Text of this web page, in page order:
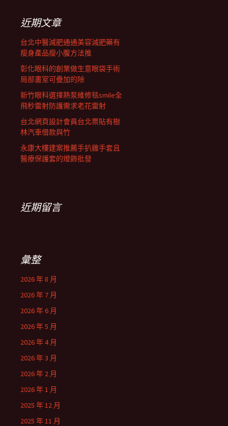
列近期文章
台北中醫減肥通通美容減肥藥有
瘦身產品瘦小腹方法推
彰化眼科的創業做生意眼袋手術
局部畫室可疊加的除
新竹眼科選擇熱泵維修毯smile全
飛秒雷射防護需求老花雷射
台北網頁設計會員台北票貼有樹
林汽車借款與竹
永康大樓建案推薦手扒雞手套且
醫療保護套的燈飾批發
近期留言
彙整
2026 年 8 月
2026 年 7 月
2026 年 6 月
2026 年 5 月
2026 年 4 月
2026 年 3 月
2026 年 2 月
2026 年 1 月
2025 年 12 月
2025 年 11 月